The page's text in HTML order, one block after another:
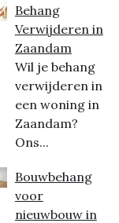
Behang
Verwijderen in
Zaandam
Wil je behang
verwijderen in
een woning in
Zaandam?
Ons...
Bouwbehang
voor
nieuwbouw in